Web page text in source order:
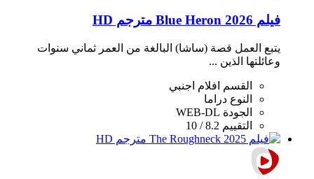
فيلم Blue Heron 2026 مترجم HD
يتبع العمل قصة (ساشا) البالغة من العمر ثماني سنوات
وعائلتها الذين ...
القسم
افلام اجنبي
النوع دراما
الجودة WEB-DL
التقييم 8.2 / 10